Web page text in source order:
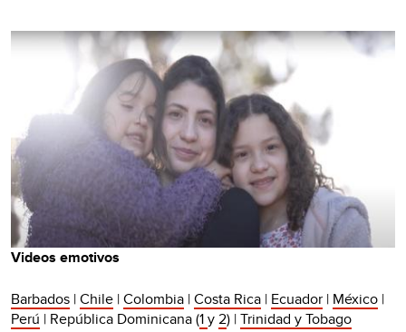
Videos emotivos
Barbados |Chile |Colombia |Costa Rica | Ecuador | México |
Perú | República Dominicana (1y2) |Trinidad y Tobago